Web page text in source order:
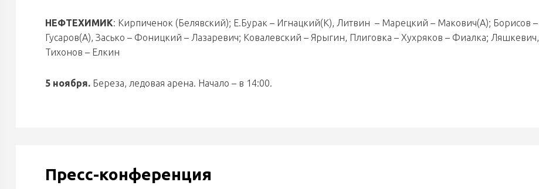
НЕФТЕХИМИК: Кирпиченок (Белявский); Е.Бурак – Игнацкий(К), Литвин – Марецкий – Макович(А); Борисов –
Гусаров(А), Засько – Фоницкий – Лазаревич; Ковалевский – Ярыгин, Плиговка – Хухряков – Фиалка; Ляшкевич,
Тихонов – Елкин
5 ноября. Береза, ледовая арена. Начало – в 14:00.
Пресс-конференция